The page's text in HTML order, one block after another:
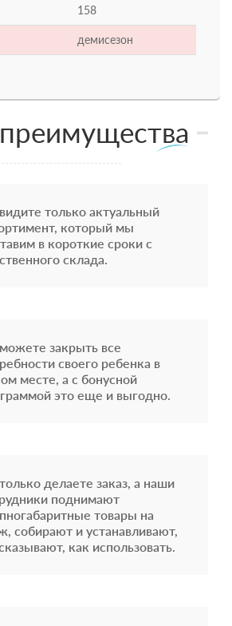
158
демисезон
только актуальный
который мы
в короткие сроки с
склада.
закрыть все
своего ребенка в
месте, а с бонусной
это еще и выгодно.
делаете заказ, а наши
поднимают
товары на
собирают и устанавливают,
как использовать.